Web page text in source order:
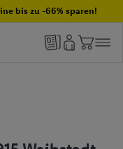
bis zu -66% sparen!